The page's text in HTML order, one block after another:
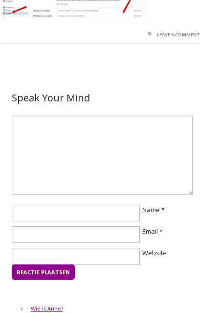
LEAVE A COMMENT
Speak Your Mind
Name *
Email *
Website
Wie is Anne?